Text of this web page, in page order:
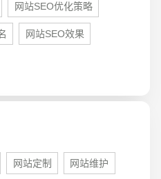
网站SEO优化策略
网站SEO效果
网站定制 网站维护